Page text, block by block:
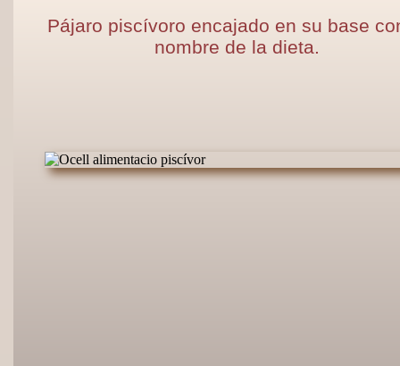
Pájaro piscívoro encajado en su base
nombre de la dieta.